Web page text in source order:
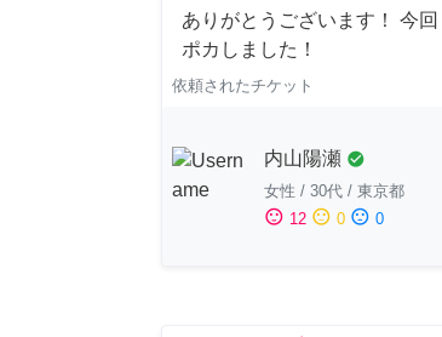
ありがとうございます！ 今
ポカしました！
依頼されたチケット
内山陽瀬 check_circle
女性 / 30代 / 東京都
sentiment_satisfied 12 sentiment_neutral 0 sentiment_dissatisfied 0